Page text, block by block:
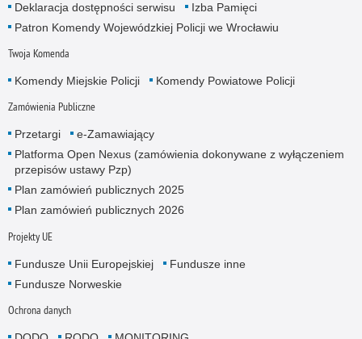
Deklaracja dostępności serwisu
Izba Pamięci
Patron Komendy Wojewódzkiej Policji we Wrocławiu
Twoja Komenda
Komendy Miejskie Policji Komendy Powiatowe Policji
Zamówienia Publiczne
Przetargi
e-Zamawiający
Platforma Open Nexus (zamówienia dokonywane z wyłączeniem
przepisów ustawy Pzp)
Plan zamówień publicznych 2025
Plan zamówień publicznych 2026
Projekty UE
Fundusze Unii Europejskiej
Fundusze inne
Fundusze Norweskie
Ochrona danych